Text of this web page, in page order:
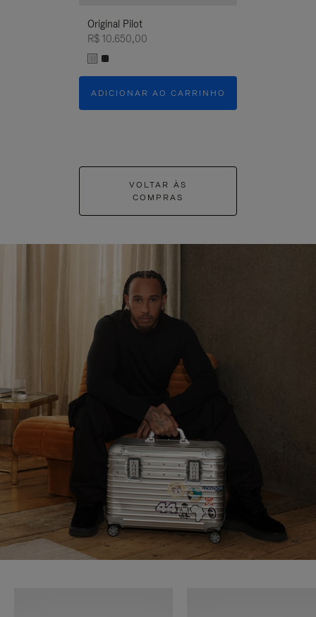
Original Pilot
R$ 10.650,00
ADICIONAR AO CARRINHO
VOLTAR ÀS
COMPRAS